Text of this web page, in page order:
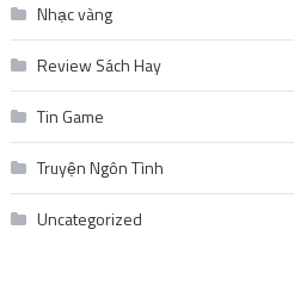
Nhạc vàng
Review Sách Hay
Tin Game
Truyện Ngôn Tình
Uncategorized